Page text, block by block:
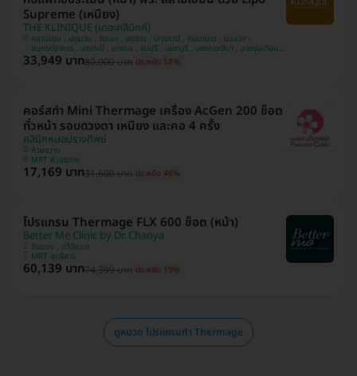
Supreme (เหนียง)
THE KLINIQUE (เดอะคลีนิกค์)
คลองเตย , ปทุมวัน , วัฒนา , จตุจักร , ปทุมธานี , คันนายาว , ประเวศ ,
สมุทรปราการ , บางกะปิ , บางแค , ธนบุรี , นนทบุรี , นครราชสีมา , บางขุนเทียน ,
ยานนาวา , ห้วยขวาง , บางกอกน้อย , ลาดพร้าว , พระนครศรีอยุธยา , ชลบุรี ,
ระยอง , จันทบุรี , ขอนแก่น , อุดรธานี , สงขลา , ภูเก็ต , เชียงใหม่ , สระบุรี ,
33,949 บาท80,000 บาท ประหยัด 58%
คอร์สทำ Mini Thermage เครื่อง AcGen 200 ช็อต
ทั่วหน้า รอบดวงตา เหนียง และคอ 4 ครั้ง
คลินิกหมอปรางทิพย์
ห้วยขวาง
MRT ห้วยขวาง
17,169 บาท31,600 บาท ประหยัด 46%
โปรแกรม Thermage FLX 600 ช็อต (หน้า)
Better Me Clinic by Dr. Chanya
ดินแดง , ทวีวัฒนา
MRT สุทธิสาร
60,139 บาท74,399 บาท ประหยัด 19%
ดูหมวด โปรแกรมทำ Thermage